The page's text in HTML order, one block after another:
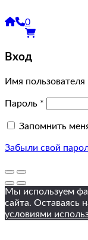
0
Вход
Имя пользователя
Пароль *
Запомнить
Забыли свой
Мы используем
сайта. Оставаясь
условиями